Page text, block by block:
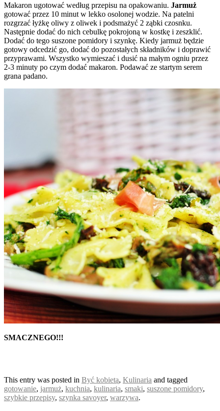
Makaron ugotować według przepisu na opakowaniu. Jarmuż
gotować przez 10 minut w lekko osolonej wodzie. Na patelni
rozgrzać łyżkę oliwy z oliwek i podsmażyć 2 ząbki czosnku.
Następnie dodać do nich cebulkę pokrojoną w kostkę i zeszklić.
Dodać do tego suszone pomidory i szynkę. Kiedy jarmuż będzie
gotowy odcedzić go, dodać do pozostałych składników i doprawić
przyprawami. Wszystko wymieszać i dusić na małym ogniu przez
2-3 minuty po czym dodać makaron. Podawać ze startym serem
grana padano.
SMACZNEGO!!!
This entry was posted in Być kobietą, Kulinaria and tagged
gotowanie, jarmuż, kuchnia, kulinaria, smaki, suszone pomidory,
szybkie przepisy, szynka savoyer, warzywa.